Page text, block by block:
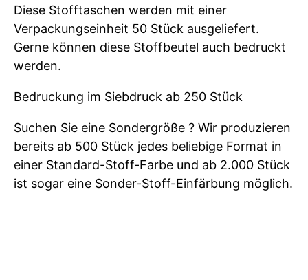
Diese Stofftaschen werden mit einer
Verpackungseinheit 50 Stück ausgeliefert.
Gerne können diese Stoffbeutel auch bedruckt
werden.
Bedruckung im Siebdruck ab 250 Stück
Suchen Sie eine Sondergröße ? Wir produzieren
bereits ab 500 Stück jedes beliebige Format in
einer Standard-Stoff-Farbe und ab 2.000 Stück
ist sogar eine Sonder-Stoff-Einfärbung möglich.